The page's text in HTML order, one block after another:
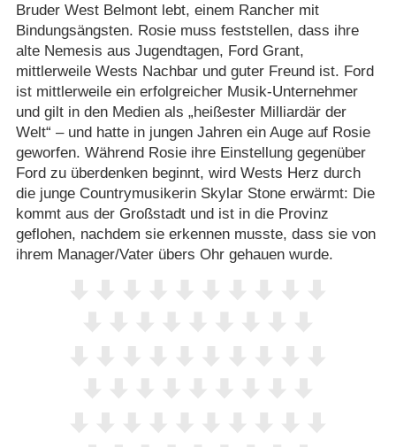
Bruder West Belmont lebt, einem Rancher mit
Bindungsängsten. Rosie muss feststellen, dass ihre
alte Nemesis aus Jugendtagen, Ford Grant,
mittlerweile Wests Nachbar und guter Freund ist. Ford
ist mittlerweile ein erfolgreicher Musik-Unternehmer
und gilt in den Medien als „heißester Milliardär der
Welt“ – und hatte in jungen Jahren ein Auge auf Rosie
geworfen. Während Rosie ihre Einstellung gegenüber
Ford zu überdenken beginnt, wird Wests Herz durch
die junge Countrymusikerin Skylar Stone erwärmt: Die
kommt aus der Großstadt und ist in die Provinz
geflohen, nachdem sie erkennen musste, dass sie von
ihrem Manager/​Vater übers Ohr gehauen wurde.